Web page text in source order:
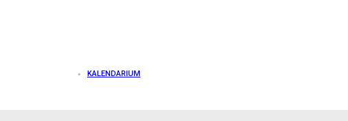
KALENDARIUM